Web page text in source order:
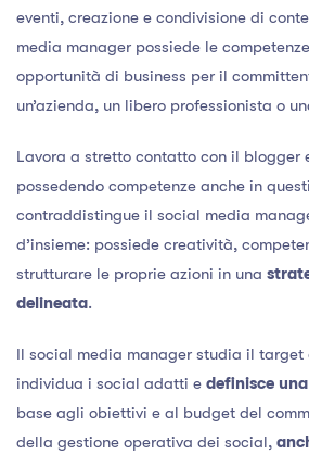
eventi, creazione e condivisione di
media manager possiede le
opportunità di business per il
un’azienda, un libero professionista o
Lavora a stretto contatto con il blogger
possedendo competenze anche in
contraddistingue il social media
d’insieme: possiede creatività,
strutturare le proprie azioni in una
delineata.
Il social media manager studia il target
individua i social adatti e definisce
base agli obiettivi e al budget del
della gestione operativa dei social,